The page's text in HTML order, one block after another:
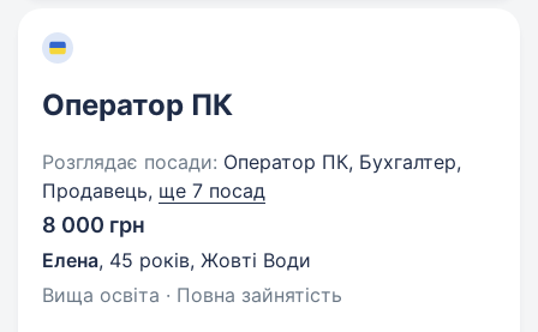
Оператор ПК
Розглядає посади: Оператор ПК, Бухгалтер,
Продавець, ще 7 посад
8 000 грн
Елена, 45 років, Жовті Води
Вища освіта · Повна зайнятість